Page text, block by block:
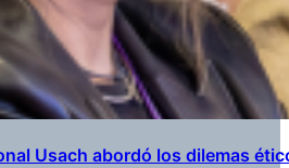
Usach abordó los dilemas